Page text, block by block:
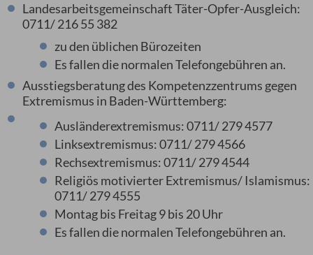
Landesarbeitsgemeinschaft Täter-Opfer-Ausgleich:
0711/ 216 55 382
zu den üblichen Bürozeiten
Es fallen die normalen Telefongebühren an.
Ausstiegsberatung des Kompetenzzentrums gegen
Extremismus in Baden-Württemberg:
Ausländerextremismus: 0711/ 279 4577
Linksextremismus: 0711/ 279 4566
Rechsextremismus: 0711/ 279 4544
Religiös motivierter Extremismus/ Islamismus:
0711/ 279 4555
Montag bis Freitag 9 bis 20 Uhr
Es fallen die normalen Telefongebühren an.